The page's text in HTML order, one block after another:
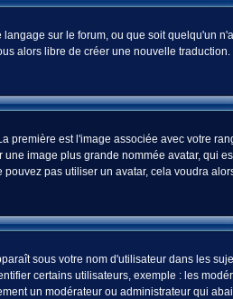
sur le forum, ou que soit quelqu'un
alors libre de créer une nouvelle
première est l'image associée avec votre
image plus grande nommée avatar,
pas utiliser un avatar, cela voudra
sous votre nom d'utilisateur dans les
certains utilisateurs, exemple : les
un modérateur ou administrateur qui